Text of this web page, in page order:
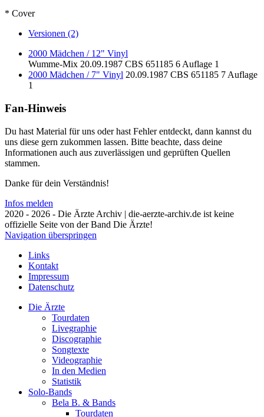
* Cover
Versionen (2)
2000 Mädchen / 12" Vinyl
Wumme-Mix 20.09.1987 CBS 651185 6 Auflage 1
2000 Mädchen / 7" Vinyl 20.09.1987 CBS 651185 7 Auflage
1
Fan-Hinweis
Du hast Material für uns oder hast Fehler entdeckt, dann kannst du
uns diese gern zukommen lassen. Bitte beachte, dass deine
Informationen auch aus zuverlässigen und geprüften Quellen
stammen.
Danke für dein Verständnis!
Infos melden
2020 - 2026 - Die Ärzte Archiv | die-aerzte-archiv.de ist keine
offizielle Seite von der Band Die Ärzte!
Navigation überspringen
Links
Kontakt
Impressum
Datenschutz
Die Ärzte
Tourdaten
Livegraphie
Discographie
Songtexte
Videographie
In den Medien
Statistik
Solo-Bands
Bela B. & Bands
Tourdaten